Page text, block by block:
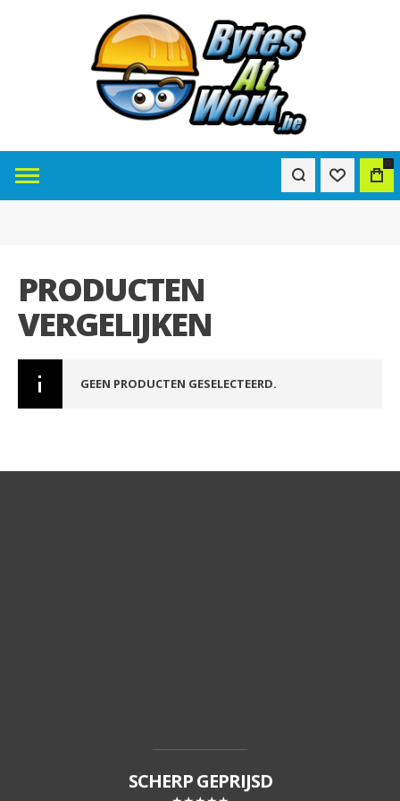
PRODUCTEN
VERGELIJKEN
GEEN PRODUCTEN GESELECTEERD.
SCHERP GEPRIJSD